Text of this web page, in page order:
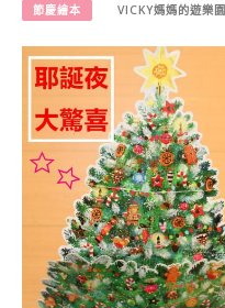
節慶繪本 VICKY媽媽的遊樂園